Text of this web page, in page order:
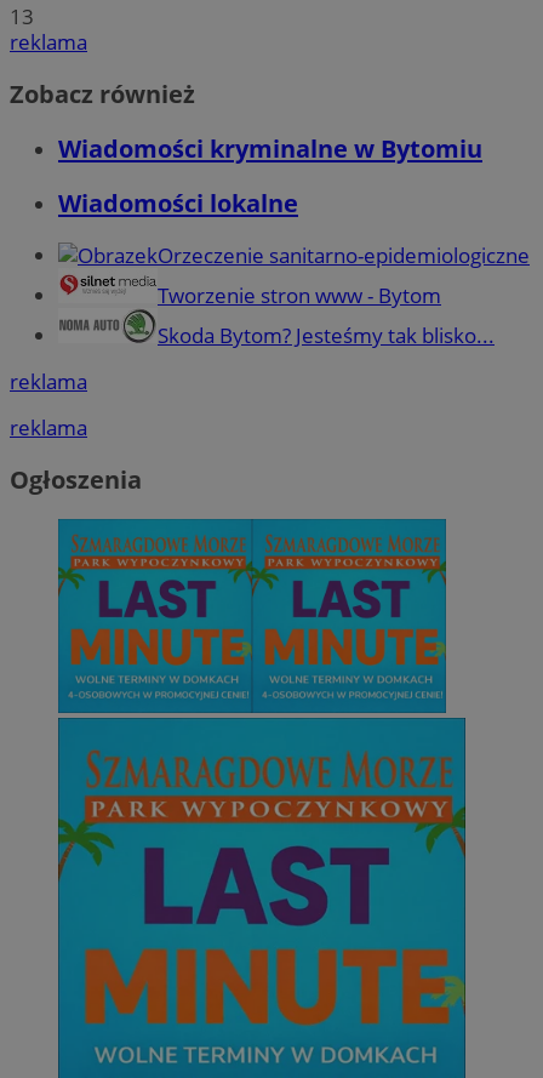
13
reklama
Zobacz również
Wiadomości kryminalne w Bytomiu
Wiadomości lokalne
Orzeczenie sanitarno-epidemiologiczne
Tworzenie stron www - Bytom
Skoda Bytom? Jesteśmy tak blisko...
reklama
reklama
Ogłoszenia